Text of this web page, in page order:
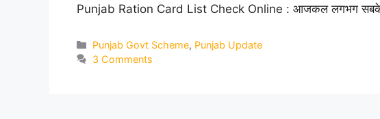
Punjab Ration Card List Check Online : आजकल लगभग सबके
Categories
Punjab Govt Scheme, Punjab Update
3 Comments